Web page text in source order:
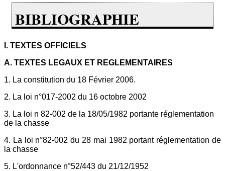
BIBLIOGRAPHIE
I. TEXTES OFFICIELS
A. TEXTES LEGAUX ET REGLEMENTAIRES
1. La constitution du 18 Février 2006.
2. La loi n°017-2002 du 16 octobre 2002
3. La loi n 82-002 de la 18/05/1982 portante réglementation
de la chasse
4. La loi n°82-002 du 28 mai 1982 portant réglementation de
la chasse
5. L'ordonnance n°52/443 du 21/12/1952